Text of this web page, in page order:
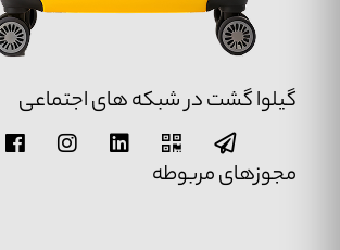
گیلوا گشت در شبکه های اجتماعی
مجوزهای مربوطه